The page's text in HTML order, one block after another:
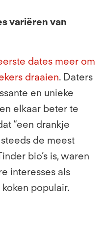
variëren van
dates meer om
draaien. Daters
en unieke
elkaar beter te
“een drankje
de meest
bio’s is, waren
interesses als
populair.